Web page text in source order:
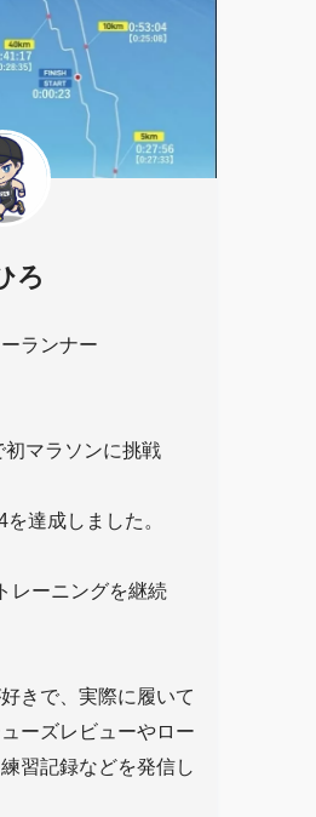
ろ
ランナー
マラソンに挑戦
達成しました。
レーニングを継続
きで、実際に履いて
ーズレビューやロー
習記録などを発信し